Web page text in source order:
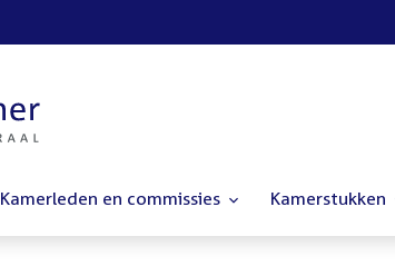
Kamerleden en commissies Kamerstukken